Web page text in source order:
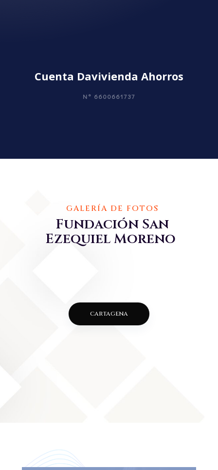
Cuenta Davivienda Ahorros
N° 6600661737
GALERÍA DE FOTOS
Fundación San
Ezequiel Moreno
cartagena